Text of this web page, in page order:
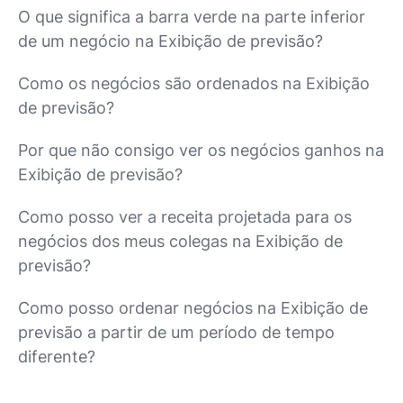
O que significa a barra verde na parte inferior
de um negócio na Exibição de previsão?
Como os negócios são ordenados na Exibição
de previsão?
Por que não consigo ver os negócios ganhos na
Exibição de previsão?
Como posso ver a receita projetada para os
negócios dos meus colegas na Exibição de
previsão?
Como posso ordenar negócios na Exibição de
previsão a partir de um período de tempo
diferente?